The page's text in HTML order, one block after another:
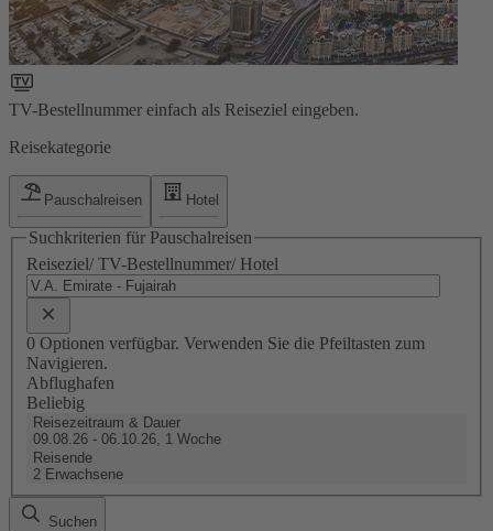
TV-Bestellnummer einfach als Reiseziel eingeben.
Reisekategorie
Pauschalreisen Hotel
Suchkriterien für Pauschalreisen
Reiseziel/ TV-Bestellnummer/ Hotel
0 Optionen verfügbar. Verwenden Sie die Pfeiltasten zum
Navigieren.
Abflughafen
Beliebig
Reisezeitraum & Dauer
09.08.26 - 06.10.26, 1 Woche
Reisende
2 Erwachsene
Suchen